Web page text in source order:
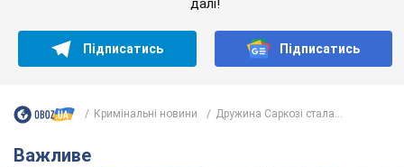
далі!
Підписатись Підписатись
Кримінальні новини Дружина Саркозі стала...
Важливе